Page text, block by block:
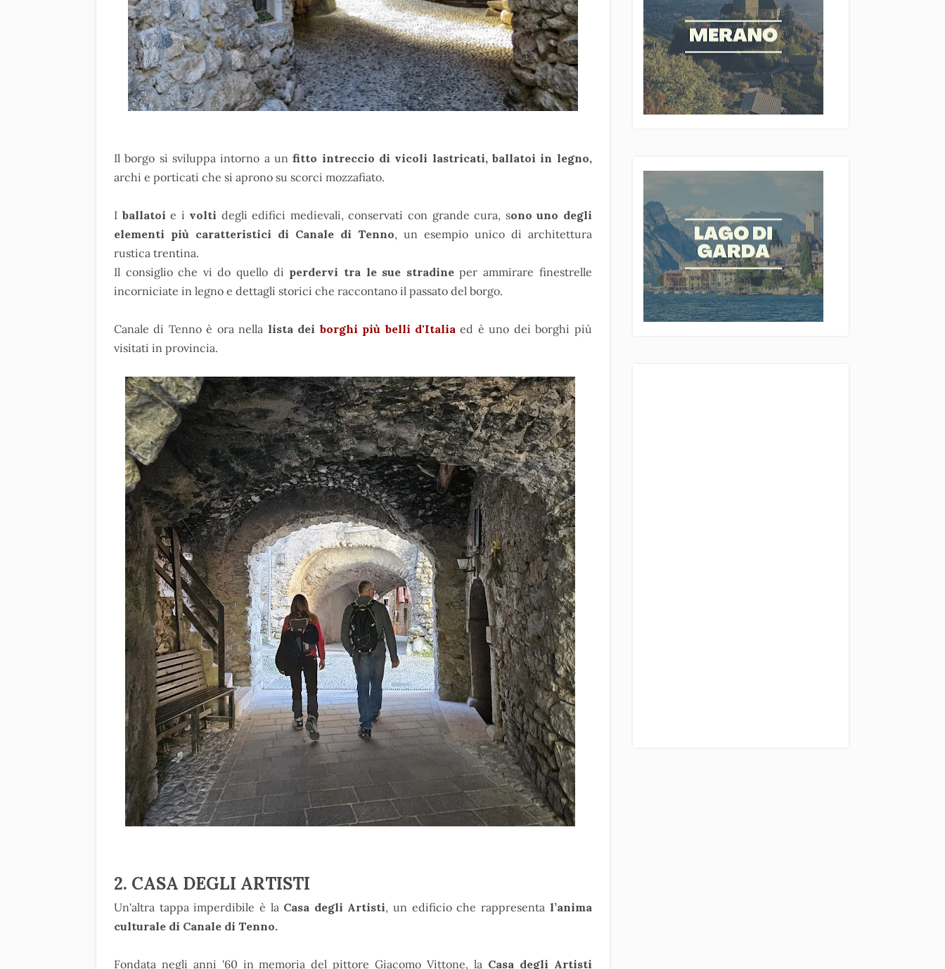
Il borgo si sviluppa intorno a un fitto intreccio di vicoli lastricati, ballatoi in legno,
archi e porticati che si aprono su scorci mozzafiato.
I ballatoi e i volti degli edifici medievali, conservati con grande cura, sono uno degli
elementi più caratteristici di Canale di Tenno, un esempio unico di architettura
rustica trentina.
Il consiglio che vi do quello di perdervi tra le sue stradineper ammirare finestrelle
incorniciate in legno e dettagli storici che raccontano il passato del borgo.
Canale di Tenno è ora nella lista dei borghi più belli d'Italia ed è uno dei borghi più
visitati in provincia.
2. CASA DEGLI ARTISTI
Un'altra tappa imperdibile è la Casa degli Artisti, un edificio che rappresenta l’anima
culturale di Canale di Tenno.
Fondata negli anni '60 in memoria del pittore Giacomo Vittone, la Casa degli Artisti